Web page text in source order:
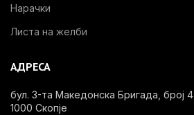
Нарачки
Листа на желби
АДРЕСА
бул. 3-та Македонска Бригада, број
1000 Скопје